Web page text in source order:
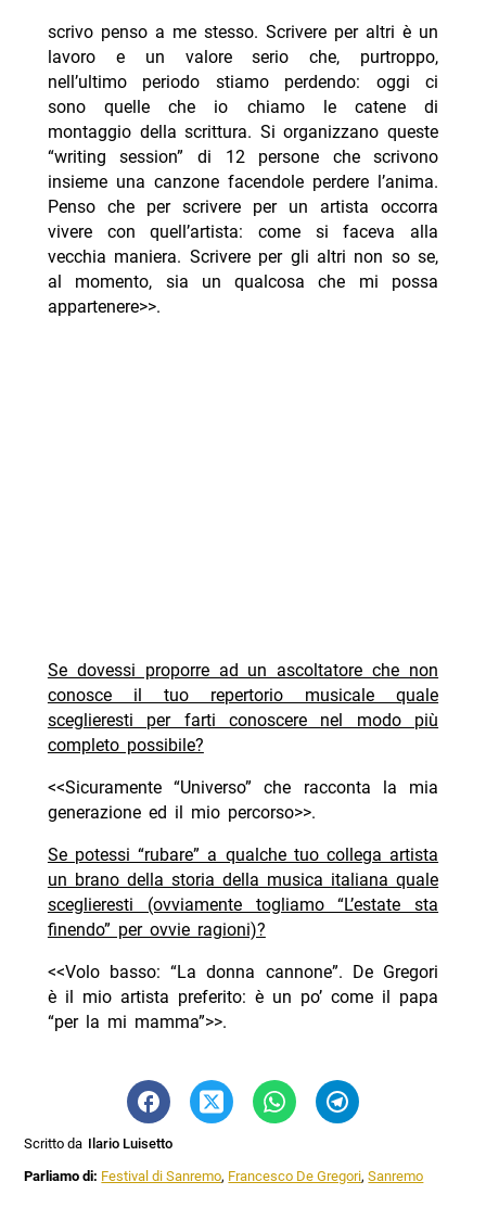
scrivo penso a me stesso. Scrivere per altri è un
lavoro e un valore serio che, purtroppo,
nell’ultimo periodo stiamo perdendo: oggi ci
sono quelle che io chiamo le catene di
montaggio della scrittura. Si organizzano queste
“writing session” di 12 persone che scrivono
insieme una canzone facendole perdere l’anima.
Penso che per scrivere per un artista occorra
vivere con quell’artista: come si faceva alla
vecchia maniera. Scrivere per gli altri non so se,
al momento, sia un qualcosa che mi possa
appartenere>>.
Se dovessi proporre ad un ascoltatore che non
conosce il tuo repertorio musicale quale
sceglieresti per farti conoscere nel modo più
completo possibile?
<<Sicuramente “Universo” che racconta la mia
generazione ed il mio percorso>>.
Se potessi “rubare” a qualche tuo collega artista
un brano della storia della musica italiana quale
sceglieresti (ovviamente togliamo “L’estate sta
finendo” per ovvie ragioni)?
<<Volo basso: “La donna cannone”. De Gregori
è il mio artista preferito: è un po’ come il papa
“per la mi mamma”>>.
Scritto da Ilario Luisetto
Parliamo di: Festival di Sanremo, Francesco De Gregori,Sanremo